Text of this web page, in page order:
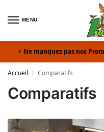
MENU
Ne manquez pas nos
Accueil / Comparatifs
Comparatifs